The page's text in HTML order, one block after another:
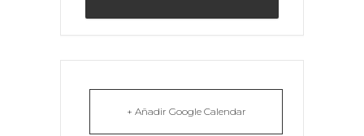
+ Añadir Google Calendar